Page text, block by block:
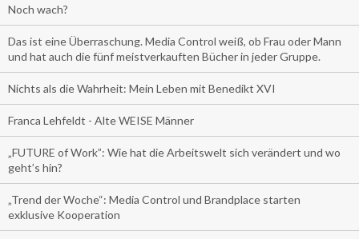
Noch wach?
Das ist eine Überraschung. Media Control weiß, ob Frau oder Mann
und hat auch die fünf meistverkauften Bücher in jeder Gruppe.
Nichts als die Wahrheit: Mein Leben mit Benedikt XVI
Franca Lehfeldt - Alte WEISE Männer
„FUTURE of Work”: Wie hat die Arbeitswelt sich verändert und wo
geht’s hin?
„Trend der Woche“: Media Control und Brandplace starten
exklusive Kooperation